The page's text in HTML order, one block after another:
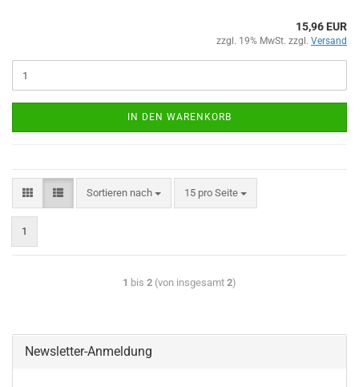
15,96 EUR
zzgl. 19% MwSt. zzgl. Versand
IN DEN WARENKORB
Sortieren nach 15 pro Seite
1
1 bis 2 (von insgesamt 2)
Newsletter-Anmeldung